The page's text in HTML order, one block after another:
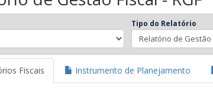
Tipo do Relatório
Fiscais Instrumento de Planejamento